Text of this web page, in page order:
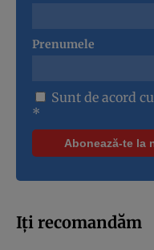
Prenumele
Sunt de acord cu
*
Iți recomandăm